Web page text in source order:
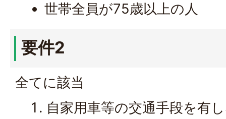
世帯全員が75歳以上の人
要件2
全てに該当
自家用車等の交通手段を有